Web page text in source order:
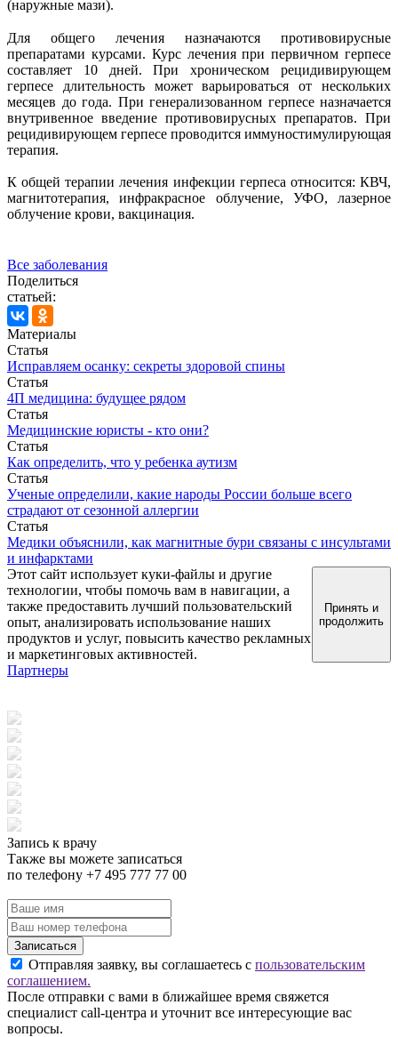
(наружные мази).
Для общего лечения назначаются противовирусные
препаратами курсами. Курс лечения при первичном герпесе
составляет 10 дней. При хроническом рецидивирующем
герпесе длительность может варьироваться от нескольких
месяцев до года. При генерализованном герпесе назначается
внутривенное введение противовирусных препаратов. При
рецидивирующем герпесе проводится иммуностимулирующая
терапия.
К общей терапии лечения инфекции герпеса относится: КВЧ,
магнитотерапия, инфракрасное облучение, УФО, лазерное
облучение крови, вакцинация.
Все заболевания
Поделиться
статьей:
Материалы
Статья
Исправляем осанку: секреты здоровой спины
Статья
4П медицина: будущее рядом
Статья
Медицинские юристы - кто они?
Статья
Как определить, что у ребенка аутизм
Статья
Ученые определили, какие народы России больше всего
страдают от сезонной аллергии
Статья
Медики объяснили, как магнитные бури связаны с инсультами
и инфарктами
Этот сайт использует куки-файлы и другие
технологии, чтобы помочь вам в навигации, а
также предоставить лучший пользовательский
опыт, анализировать использование наших
продуктов и услуг, повысить качество рекламных
и маркетинговых активностей.
Принять и
продолжить
Партнеры
Запись к врачу
Также вы можете записаться
по телефону +7 495 777 77 00
Записаться
Отправляя заявку, вы соглашаетесь с пользовательским
соглашением.
После отправки с вами в ближайшее время свяжется
специалист call-центра и уточнит все интересующие вас
вопросы.